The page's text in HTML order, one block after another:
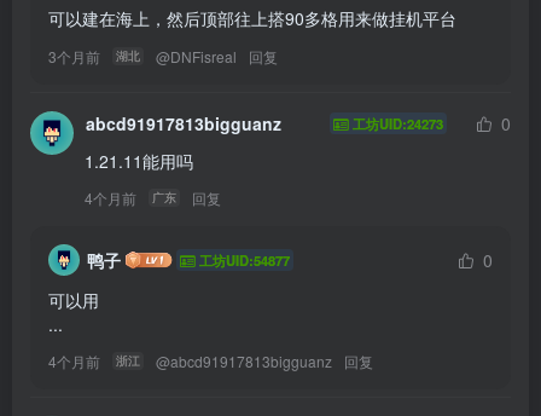
可以建在海上，然后顶部往上搭90多格用来做挂机平台
3个月前 湖北 @DNFisreal 回复
abcd91917813bigguanz 工坊UID:24273
0
1.21.11能用吗
4个月前 广东 回复
鸭子 工坊UID:54877
0
可以用
...
4个月前 浙江 @abcd91917813bigguanz 回复